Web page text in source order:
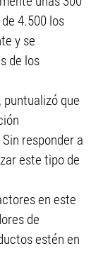
4.500 los
y se
de los
puntualizó que
responder a
este tipo de
en este
de
estén en